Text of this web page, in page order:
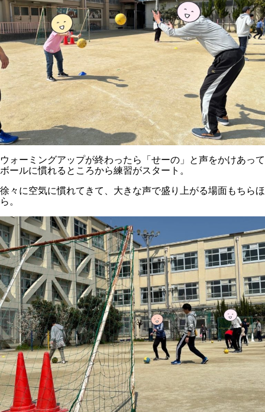
ウォーミングアップが終わったら「せーの」と声をかけあって
ボールに慣れるところから練習がスタート。
徐々に空気に慣れてきて、大きな声で盛り上がる場面もちらほ
ら。